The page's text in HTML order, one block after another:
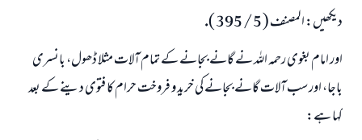
ديكھيں: المصنف ( 5 / 395 ).
اور امام بغوى رحمہ اللہ نے گانے بجانے كے تمام آلات مثلا ڈھول، بانسرى
باجا، اور سب آلات گانے بجانے كى خريد و فروخت حرام كا فتوى دينے كے بعد
كہا ہے: